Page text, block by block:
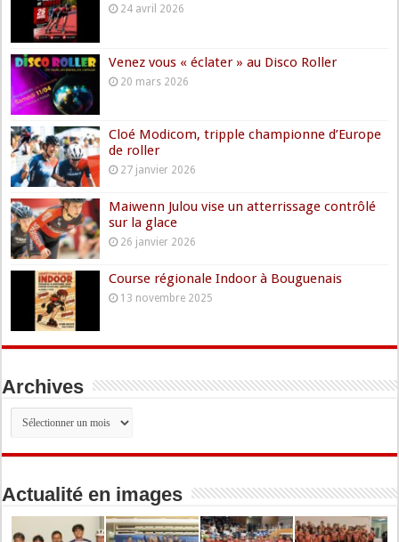
24 avril 2026
Venez vous « éclater » au Disco Roller
20 mars 2026
Cloé Modicom, tripple championne d’Europe
de roller
27 janvier 2026
Maiwenn Julou vise un atterrissage contrôlé
sur la glace
26 janvier 2026
Course régionale Indoor à Bouguenais
13 novembre 2025
Archives
Archives
Actualité en images